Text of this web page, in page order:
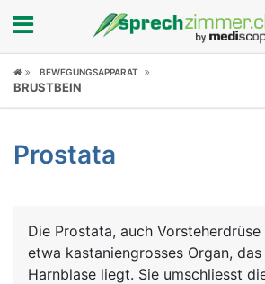
Fokus
Symptome
News
BEWEGUNGSAPPARAT
BRUSTBEIN
Prostata
Die Prostata, auch
etwa kastaniengrosses Organ,
Harnblase liegt. Sie umschliesst